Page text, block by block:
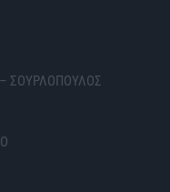
ΣΟΥΡΛΟΠΟΥΛΟΣ